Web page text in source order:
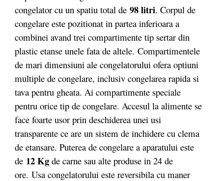
congelator cu un spatiu total de 98 litri. Corpul de
congelare este pozitionat in partea inferioara a
combinei avand trei compartimente tip sertar din
plastic etanse unele fata de altele. Compartimentele
de mari dimensiuni ale congelatorului ofera optiuni
multiple de congelare, inclusiv congelarea rapida si
tava pentru gheata. Ai compartimente speciale
pentru orice tip de congelare. Accesul la alimente se
face foarte usor prin deschiderea unei usi
transparente ce are un sistem de inchidere cu clema
de etansare. Puterea de congelare a aparatului este
de 12 Kg de carne sau alte produse in 24 de
ore. Usa congelatorului este reversibila cu maner